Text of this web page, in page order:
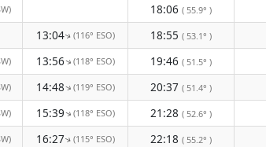
18:06 ( 55.9° )
13:04↑(116° ESO) 18:55 ( 53.1° )
13:56↑(118° ESO) 19:46 ( 51.5° )
14:48↑(119° ESO) 20:37 ( 51.4° )
15:39↑(118° ESO) 21:28 ( 52.6° )
16:27↑(115° ESO) 22:18 ( 55.2° )